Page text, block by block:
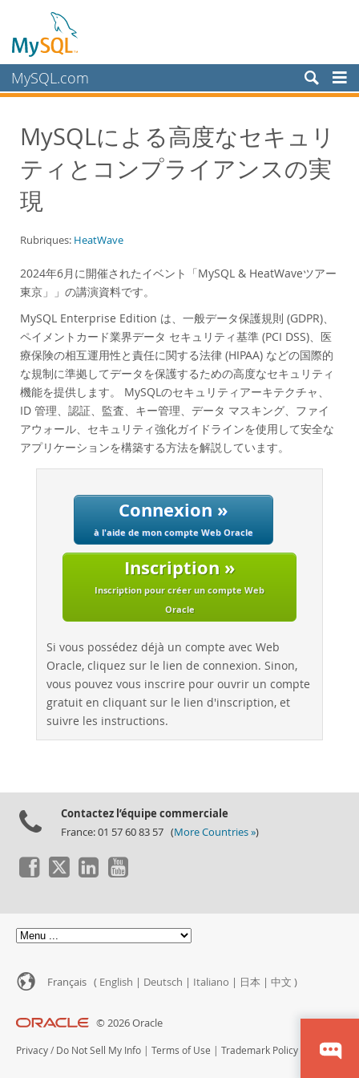
MySQL.com
Services
Partenaires
Clients
White Papers
Presentations
Videos
Case Studies
Books
Performance
Benchmarks
Migration
TCO Savings
Industries
Téléchargements
Zone Développeurs
MySQLによる高度なセキュリ
ティとコンプライアンスの実
現
Rubriques: HeatWave
2024年6月に開催されたイベント「MySQL & HeatWaveツアー
東京」」の講演資料です。
MySQL Enterprise Edition は、一般データ保護規則 (GDPR)、
ペイメントカード業界データ セキュリティ基準 (PCI DSS)、医
療保険の相互運用性と責任に関する法律 (HIPAA) などの国際的
な規制に準拠してデータを保護するための高度なセキュリティ
機能を提供します。 MySQLのセキュリティアーキテクチャ、
ID 管理、認証、監査、キー管理、データ マスキング、ファイ
アウォール、セキュリティ強化ガイドラインを使用して安全な
アプリケーションを構築する方法を解説しています。
Connexion »
à l'aide de mon compte Web Oracle
Inscription »
Inscription pour créer un compte Web
Oracle
Si vous possédez déjà un compte avec Web
Oracle, cliquez sur le lien de connexion. Sinon,
vous pouvez vous inscrire pour ouvrir un compte
gratuit en cliquant sur le lien d'inscription, et
suivre les instructions.
Contactez l’équipe commerciale
France: 01 57 60 83 57 (More Countries »)
Français ( English | Deutsch | Italiano | 日本 | 中文 )
© 2026 Oracle
Privacy / Do Not Sell My Info | Terms of Use | Trademark Policy